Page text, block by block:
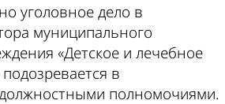
уголовное дело в
муниципального
«Детское и лечебное
в
полномочиями.